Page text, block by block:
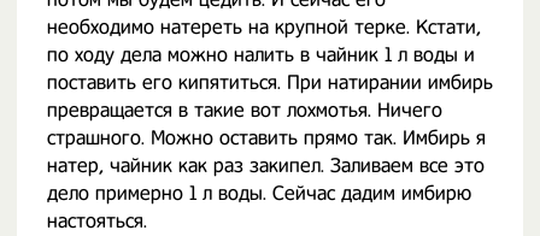
необходимо натереть на крупной терке. Кстати,
по ходу дела можно налить в чайник 1 л воды и
поставить его кипятиться. При натирании имбирь
превращается в такие вот лохмотья. Ничего
страшного. Можно оставить прямо так. Имбирь я
натер, чайник как раз закипел. Заливаем все это
дело примерно 1 л воды. Сейчас дадим имбирю
настояться.